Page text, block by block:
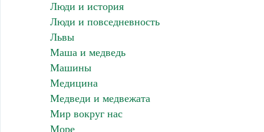
Люди и история
Люди и повседневность
Львы
Маша и медведь
Машины
Медицина
Медведи и медвежата
Мир вокруг нас
Море